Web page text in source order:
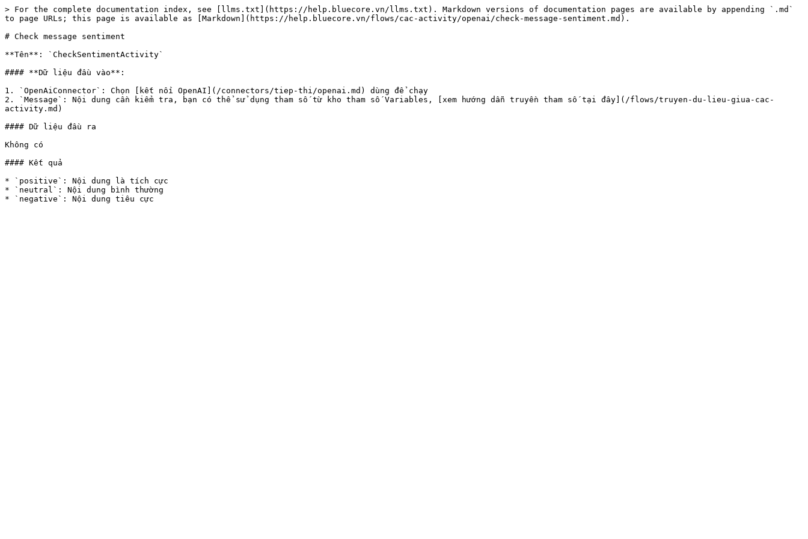
> For the complete documentation index, see [llms.txt](https://help.bluecore.vn/llms.txt). Markdown versions of documentation pages are available by appending `.md`
to page URLs; this page is available as [Markdown](https://help.bluecore.vn/flows/cac-activity/openai/check-message-sentiment.md).
# Check message sentiment
**Tên**: `CheckSentimentActivity`
#### **Dữ liệu đầu vào**:
1. `OpenAiConnector`: Chọn [kết nối OpenAI](/connectors/tiep-thi/openai.md) dùng để chạy
2. `Message`: Nội dung cần kiểm tra, bạn có thể sử dụng tham số từ kho tham số Variables, [xem hướng dẫn truyền tham số tại đây](/flows/truyen-du-lieu-giua-cac-
activity.md)
#### Dữ liệu đầu ra
Không có
#### Kết quả
* `positive`: Nội dung là tích cực
* `neutral`: Nội dung bình thường